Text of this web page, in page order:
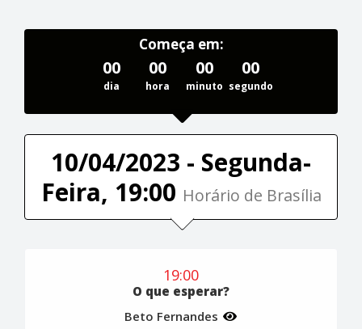
Começa em:
00
dia
00
hora
00
minuto
00
segundo
10/04/2023 - Segunda-
Feira, 19:00 Horário de Brasília
19:00
O que esperar?
Beto Fernandes